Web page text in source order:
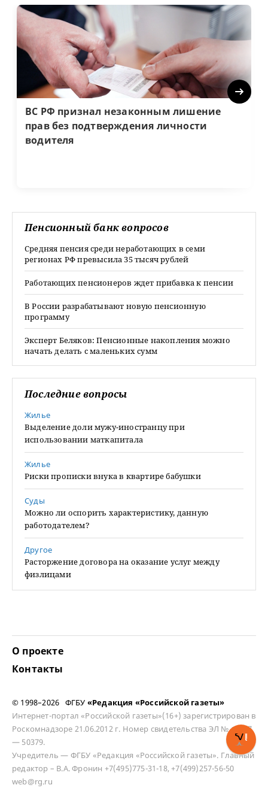
ВС РФ признал незаконным лишение
прав без подтверждения личности
водителя
Next
Пенсионный банк вопросов
Средняя пенсия среди неработающих в семи
регионах РФ превысила 35 тысяч рублей
Работающих пенсионеров ждет прибавка к пенсии
В России разрабатывают новую пенсионную
программу
Эксперт Беляков: Пенсионные накопления можно
начать делать с маленьких сумм
Последние вопросы
Жилье
Выделение доли мужу-иностранцу при
использовании маткапитала
Жилье
Риски прописки внука в квартире бабушки
Суды
Можно ли оспорить характеристику, данную
работодателем?
Другое
Расторжение договора на оказание услуг между
физлицами
О проекте
Контакты
© 1998–2026 ФГБУ «Редакция «Российской газеты»
Интернет-портал «Российской газеты»(16+) зарегистрирован в
Роскомнадзоре 21.06.2012 г. Номер свидетельства ЭЛ № ФС 77
— 50379.
Учредитель — ФГБУ «Редакция «Российской газеты». Главный
редактор – В.А. Фронин +7(495)775-31-18, +7(499)257-56-50
web@rg.ru